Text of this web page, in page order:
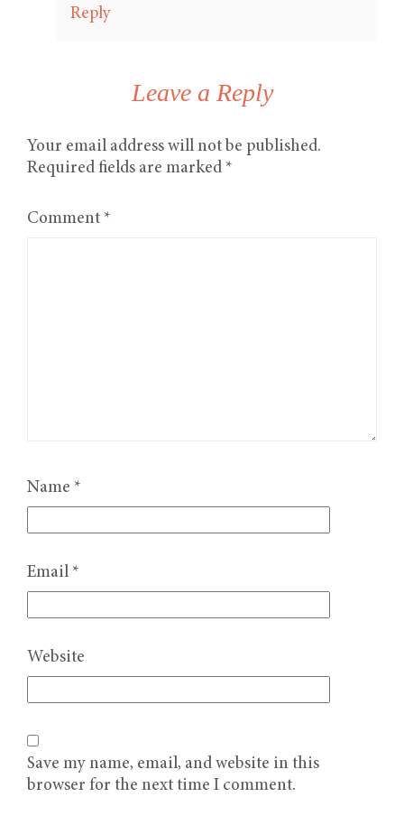
Reply
Leave a Reply
Your email address will not be published.
Required fields are marked *
Comment *
Name *
Email *
Website
Save my name, email, and website in this
browser for the next time I comment.